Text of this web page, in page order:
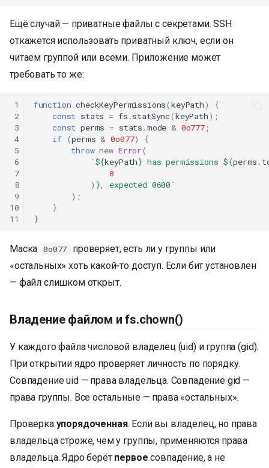
Ещё случай — приватные файлы с секретами. SSH
откажется использовать приватный ключ, если он
читаем группой или всеми. Приложение может
требовать то же:
1
2
3
4
5
6
7
8
9
10
11
function checkKeyPermissions(keyPath)
{
const stats = fs .statSync(keyPath);
const perms = stats .mode & 0o777;
if (perms & 0o077)
{
throw new Error(
` ${keyPath} has permissions ${perms .
8
) }, expected 0600`
);
}
}
Маска 0o077
проверяет, есть ли у группы или
«остальных» хоть какой‑то доступ. Если бит установлен
— файл слишком открыт.
Владение файлом и fs.chown()
У каждого файла числовой владелец (uid) и группа (gid).
При открытии ядро проверяет личность по порядку.
Совпадение uid — права владельца. Совпадение gid —
права группы. Все остальные — права «остальных».
Проверка упорядоченная. Если вы владелец, но права
владельца строже, чем у группы, применяются права
владельца. Ядро берёт первое совпадение, а не